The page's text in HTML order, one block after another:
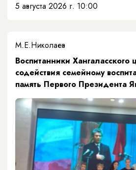
5 августа 2026 г. 10:00
М.Е.Николаев
​Воспитанники Хангаласского
содействия семейному
память Первого Президента